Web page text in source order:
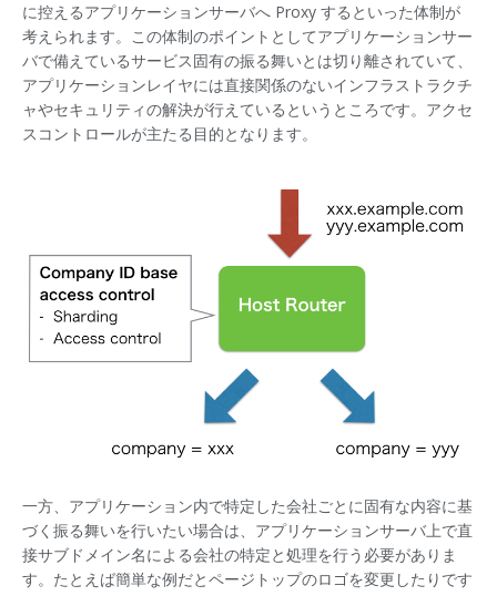
に控えるアプリケーションサーバへ Proxy するといった体制が
考えられます。この体制のポイントとしてアプリケーションサー
バで備えているサービス固有の振る舞いとは切り離されていて、
アプリケーションレイヤには直接関係のないインフラストラクチ
ャやセキュリティの解決が行えているというところです。アクセ
スコントロールが主たる目的となります。
一方、アプリケーション内で特定した会社ごとに固有な内容に基
づく振る舞いを行いたい場合は、アプリケーションサーバ上で直
接サブドメイン名による会社の特定と処理を行う必要がありま
す。たとえば簡単な例だとページトップのロゴを変更したりです